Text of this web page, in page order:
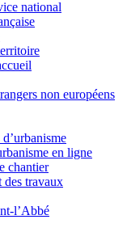
national
non européens
en ligne
chantier
des travaux
l’Abbé